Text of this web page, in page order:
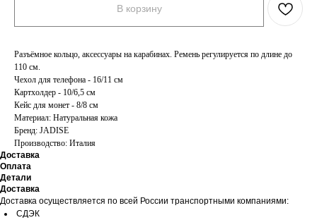
В корзину
Разъёмное кольцо, аксессуары на карабинах. Ремень регулируется по длине до
110 см.
Чехол для телефона - 16/11 см
Картхолдер - 10/6,5 см
Кейс для монет - 8/8 см
Материал: Натуральная кожа
Бренд: JADISE
Производство: Италия
Доставка
Оплата
Детали
Доставка
Доставка осуществляется по всей России транспортными компаниями:
СДЭК